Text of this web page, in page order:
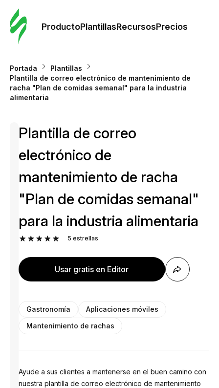
ProductoPlantillasRecursosPrecios
Portada
Plantillas
Plantilla de correo electrónico de mantenimiento de
racha "Plan de comidas semanal" para la industria
alimentaria
Plantilla de correo
electrónico de
mantenimiento de racha
"Plan de comidas semanal"
para la industria alimentaria
5 estrellas
Usar gratis en Editor
Gastronomía
Aplicaciones móviles
Mantenimiento de rachas
Ayude a sus clientes a mantenerse en el buen camino con
nuestra plantilla de correo electrónico de mantenimiento